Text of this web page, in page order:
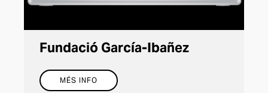
Fundació García-Ibañez
MÉS INFO